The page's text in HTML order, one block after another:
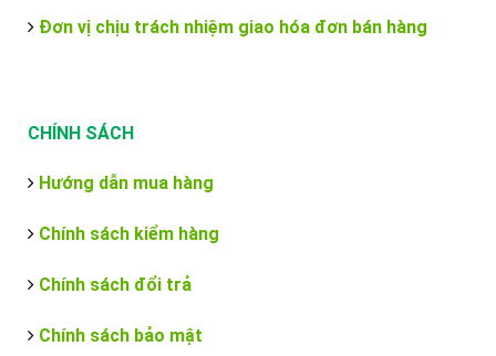
Đơn vị chịu trách nhiệm giao hóa đơn bán hàng
CHÍNH SÁCH
Hướng dẫn mua hàng
Chính sách kiểm hàng
Chính sách đổi trả
Chính sách bảo mật